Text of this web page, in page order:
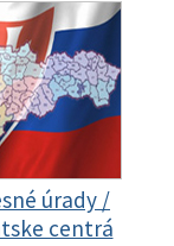
úrady /
centrá